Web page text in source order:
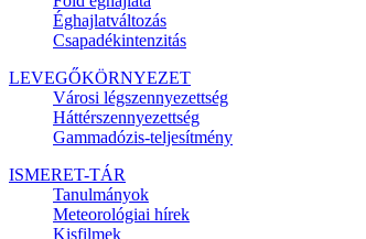
Éghajlatváltozás
Csapadékintenzitás
LEVEGŐKÖRNYEZET
Városi légszennyezettség
Háttérszennyezettség
Gammadózis-teljesítmény
ISMERET-TÁR
Tanulmányok
Meteorológiai hírek
Kisfilmek